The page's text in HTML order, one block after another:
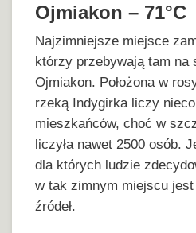
Ojmiakon – 71°C
Najzimniejsze miejsce
którzy przebywają tam na
Ojmiakon. Położona w
rzeką Indygirka liczy
mieszkańców, choć w
liczyła nawet 2500 osób.
dla których ludzie
w tak zimnym miejscu
źródeł.